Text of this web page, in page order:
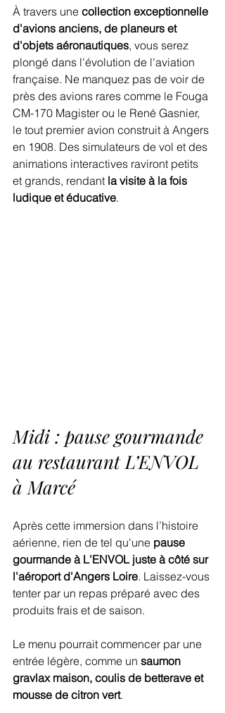
À travers une collection exceptionnelle
d'avions anciens, de planeurs et
d'objets aéronautiques, vous serez
plongé dans l'évolution de l'aviation
française. Ne manquez pas de voir de
près des avions rares comme le Fouga
CM-170 Magister ou le René Gasnier,
le tout premier avion construit à Angers
en 1908. Des simulateurs de vol et des
animations interactives raviront petits
et grands, rendant la visite à la fois
ludique et éducative.
Midi : pause gourmande
au restaurant L’ENVOL
à Marcé
Après cette immersion dans l’histoire
aérienne, rien de tel qu'une pause
gourmande à L'ENVOL juste à côté sur
l'aéroport d'Angers Loire. Laissez-vous
tenter par un repas préparé avec des
produits frais et de saison.
Le menu pourrait commencer par une
entrée légère, comme un saumon
gravlax maison, coulis de betterave et
mousse de citron vert.